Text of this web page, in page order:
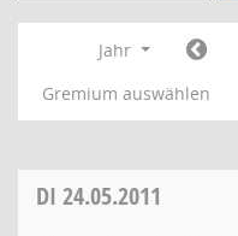
Jahr
Gremium auswählen
DI 24.05.2011